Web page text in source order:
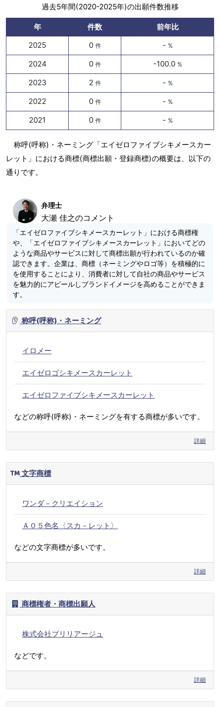
過去5年間(2020-2025年)の出願件数推移
年 件数
前年比
2025
0 件 - %
2024 0 件 -100.0 %
2023 2 件 - %
2022 0 件 - %
2021 0 件 - %
称呼(呼称)・ネーミング「エイゼロファイブシキメースカー
レット」における商標(商標出願・登録商標)の概要は、以下の
通りです。
弁理士
大瀬 佳之のコメント
「エイゼロファイブシキメースカーレット」における商標権
や、「エイゼロファイブシキメースカーレット」においてどの
ような商品やサービスに対して商標出願が行われているのか確
認できます。企業は、商標（ネーミングやロゴ等）を積極的に
を使用することにより、消費者に対して自社の商品やサービス
を魅力的にアピールしブランドイメージを高めることができま
す。
称呼(呼称)・ネーミング
イロメー
エイゼロゴシキメースカーレット
エイゼロファイブシキメースカーレット
などの称呼(呼称)・ネーミングを有する商標が多いです。
詳細
文字商標
ワンダ－クリエイション
Ａ０５色名〈スカ－レット〉
などの文字商標が多いです。
詳細
商標権者・商標出願人
株式会社ブリリアージュ
などです。
詳細